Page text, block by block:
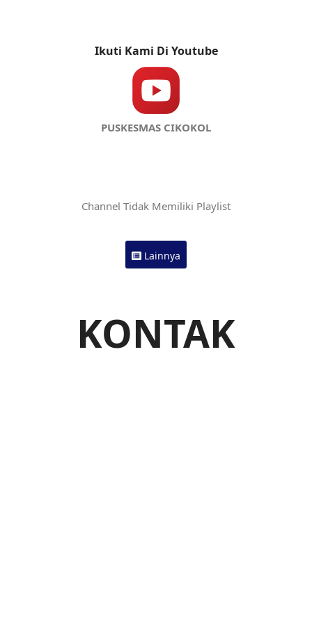
Ikuti Kami Di Youtube
PUSKESMAS CIKOKOL
Channel Tidak Memiliki Playlist
Lainnya
KONTAK